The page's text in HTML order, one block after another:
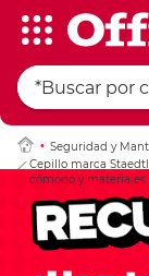
Seguridad y
Cepillo marca
cómodo y materiales